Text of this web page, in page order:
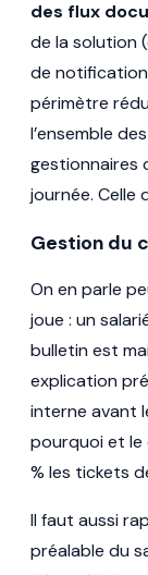
des flux
de la solution
de
périmètre
l’ensemble
gestionnaires
journée. Celle
Gestion du
On en parle
joue : un
bulletin est
explication
interne avant
pourquoi et le
% les tickets
Il faut aussi
préalable du